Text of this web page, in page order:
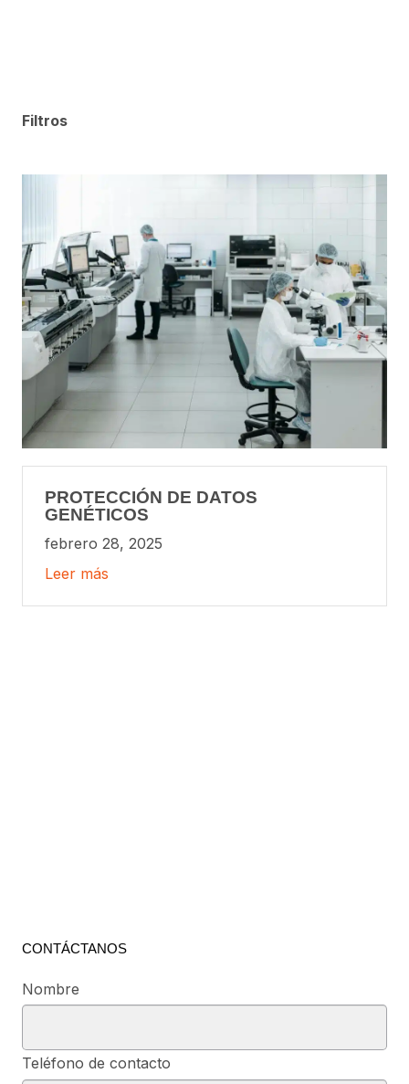
Filtros
PROTECCIÓN DE DATOS
GENÉTICOS
febrero 28, 2025
Leer más
CONTÁCTANOS
Nombre
Teléfono de contacto